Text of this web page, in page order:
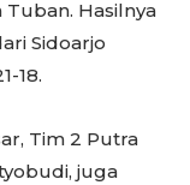
Hasilnya
Sidoarjo
18.
Tim 2 Putra
juga